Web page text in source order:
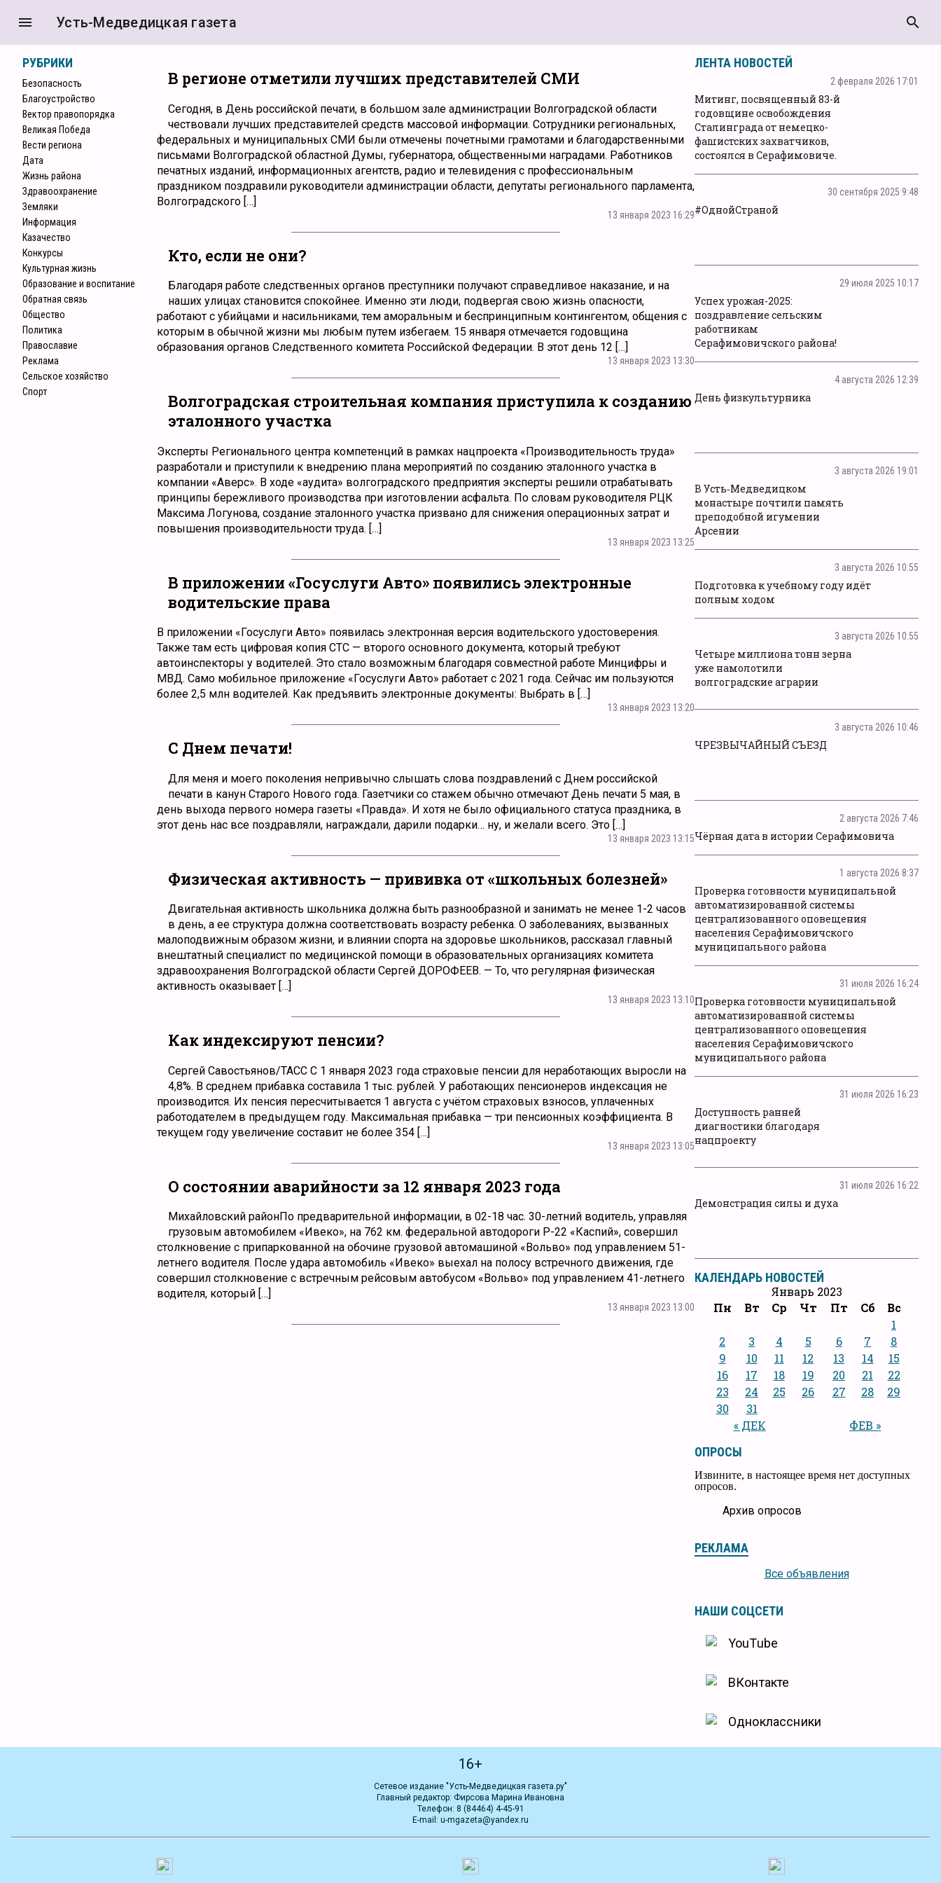
menu Усть-Медведицкая газета search
РУБРИКИ
Безопасность
Благоустройство
Вектор правопорядка
Великая Победа
Вести региона
Дата
Жизнь района
Здравоохранение
Земляки
Информация
Казачество
Конкурcы
Культурная жизнь
Образование и воспитание
Обратная связь
Общество
Политика
Православие
Реклама
Сельское хозяйство
Спорт
В регионе отметили лучших представителей СМИ
Сегодня, в День российской печати, в большом зале администрации Волгоградской области
чествовали лучших представителей средств массовой информации. Сотрудники региональных,
федеральных и муниципальных СМИ были отмечены почетными грамотами и благодарственными
письмами Волгоградской областной Думы, губернатора, общественными наградами. Работников
печатных изданий, информационных агентств, радио и телевидения с профессиональным
праздником поздравили руководители администрации области, депутаты регионального парламента,
Волгоградского […]
13 января 2023 16:29
Кто, если не они?
Благодаря работе следственных органов преступники получают справедливое наказание, и на
наших улицах становится спокойнее. Именно эти люди, подвергая свою жизнь опасности,
работают с убийцами и насильниками, тем аморальным и беспринципным контингентом, общения с
которым в обычной жизни мы любым путем избегаем. 15 января отмечается годовщина
образования органов Следственного комитета Российской Федерации. В этот день 12 […]
13 января 2023 13:30
Волгоградская строительная компания приступила к созданию
эталонного участка
Эксперты Регионального центра компетенций в рамках нацпроекта «Производительность труда»
разработали и приступили к внедрению плана мероприятий по созданию эталонного участка в
компании «Аверс». В ходе «аудита» волгоградского предприятия эксперты решили отрабатывать
принципы бережливого производства при изготовлении асфальта. По словам руководителя РЦК
Максима Логунова, создание эталонного участка призвано для снижения операционных затрат и
повышения производительности труда. […]
13 января 2023 13:25
В приложении «Госуслуги Авто» появились электронные
водительские права
В приложении «Госуслуги Авто» появилась электронная версия водительского удостоверения.
Также там есть цифровая копия СТС — второго основного документа, который требуют
автоинспекторы у водителей. Это стало возможным благодаря совместной работе Минцифры и
МВД. Само мобильное приложение «Госуслуги Авто» работает с 2021 года. Сейчас им пользуются
более 2,5 млн водителей. Как предъявить электронные документы: Выбрать в […]
13 января 2023 13:20
С Днем печати!
Для меня и моего поколения непривычно слышать слова поздравлений с Днем российской
печати в канун Старого Нового года. Газетчики со стажем обычно отмечают День печати 5 мая, в
день выхода первого номера газеты «Правда». И хотя не было официального статуса праздника, в
этот день нас все поздравляли, награждали, дарили подарки… ну, и желали всего. Это […]
13 января 2023 13:15
Физическая активность — прививка от «школьных болезней»
Двигательная активность школьника должна быть разнообразной и занимать не менее 1-2 часов
в день, а ее структура должна соответствовать возрасту ребенка. О заболеваниях, вызванных
малоподвижным образом жизни, и влиянии спорта на здоровье школьников, рассказал главный
внештатный специалист по медицинской помощи в образовательных организациях комитета
здравоохранения Волгоградской области Сергей ДОРОФЕЕВ. — То, что регулярная физическая
активность оказывает […]
13 января 2023 13:10
Как индексируют пенсии?
Сергей Савостьянов/ТАСС С 1 января 2023 года страховые пенсии для неработающих выросли на
4,8%. В среднем прибавка составила 1 тыс. рублей. У работающих пенсионеров индексация не
производится. Их пенсия пересчитывается 1 августа с учётом страховых взносов, уплаченных
работодателем в предыдущем году. Максимальная прибавка — три пенсионных коэффициента. В
текущем году увеличение составит не более 354 […]
13 января 2023 13:05
О состоянии аварийности за 12 января 2023 года
Михайловский районПо предварительной информации, в 02-18 час. 30-летний водитель, управляя
грузовым автомобилем «Ивеко», на 762 км. федеральной автодороги Р-22 «Каспий», совершил
столкновение с припаркованной на обочине грузовой автомашиной «Вольво» под управлением 51-
летнего водителя. После удара автомобиль «Ивеко» выехал на полосу встречного движения, где
совершил столкновение с встречным рейсовым автобусом «Вольво» под управлением 41-летнего
водителя, который […]
13 января 2023 13:00
ЛЕНТА НОВОСТЕЙ
2 февраля 2026 17:01
Митинг, посвященный 83-й
годовщине освобождения
Сталинграда от немецко-
фашистских захватчиков,
состоялся в Серафимовиче.
30 сентября 2025 9:48
#ОднойСтраной
29 июля 2025 10:17
Успех урожая-2025:
поздравление сельским
работникам
Серафимовичского района!
4 августа 2026 12:39
День физкультурника
3 августа 2026 19:01
В Усть‑Медведицком
монастыре почтили память
преподобной игумении
Арсении
3 августа 2026 10:55
Подготовка к учебному году идёт
полным ходом
3 августа 2026 10:55
Четыре миллиона тонн зерна
уже намолотили
волгоградские аграрии
3 августа 2026 10:46
ЧРЕЗВЫЧАЙНЫЙ СЪЕЗД
2 августа 2026 7:46
Чёрная дата в истории Серафимовича
1 августа 2026 8:37
Проверка готовности муниципальной
автоматизированной системы
централизованного оповещения
населения Серафимовичского
муниципального района
31 июля 2026 16:24
Проверка готовности муниципальной
автоматизированной системы
централизованного оповещения
населения Серафимовичского
муниципального района
31 июля 2026 16:23
Доступность ранней
диагностики благодаря
нацпроекту
31 июля 2026 16:22
Демонстрация силы и духа
КАЛЕНДАРЬ НОВОСТЕЙ
Январь 2023
Пн
Вт Ср Чт Пт Сб Вс
« ДЕК ФЕВ »
1
2
3 4 5 6 7
8
9
10 11 12 13 14
15
16
17 18 19 20 21
22
23
24 25 26 27 28
29
30
31
ОПРОСЫ
Извините, в настоящее время нет доступных
опросов.
Архив опросов
РЕКЛАМА
Все объявления
НАШИ СОЦСЕТИ
YouTube
ВКонтакте
Одноклассники
16+
Сетевое издание "Усть-Медведицкая газета.ру"
Главный редактор: Фирсова Марина Ивановна
Телефон: 8 (84464) 4-45-91
E-mail: u-mgazeta@yandex.ru